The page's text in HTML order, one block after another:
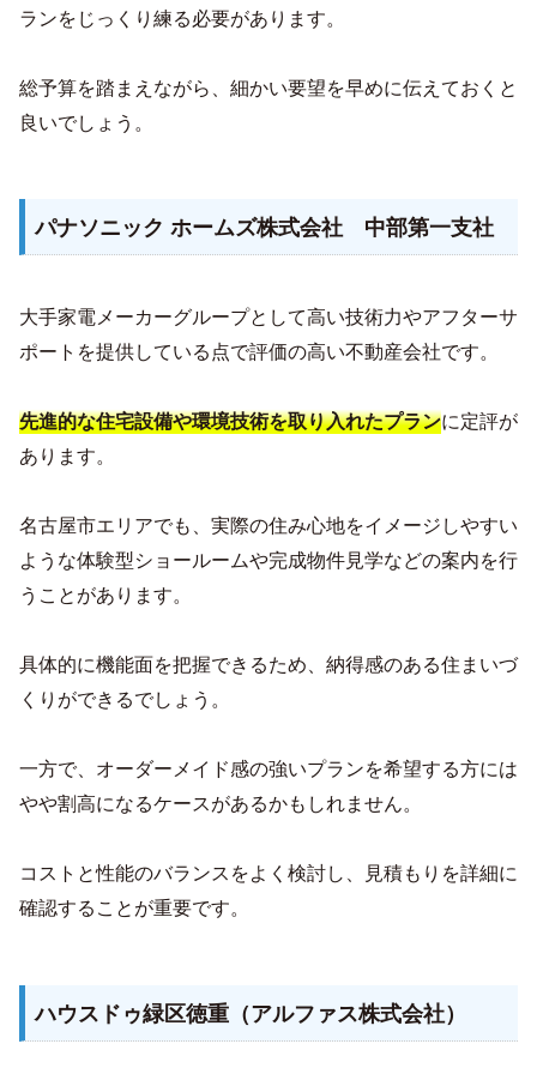
ランをじっくり練る必要があります。
総予算を踏まえながら、細かい要望を早めに伝えておくと
良いでしょう。
パナソニック ホームズ株式会社 中部第一支社
大手家電メーカーグループとして高い技術力やアフターサ
ポートを提供している点で評価の高い不動産会社です。
先進的な住宅設備や環境技術を取り入れたプランに定評が
あります。
名古屋市エリアでも、実際の住み心地をイメージしやすい
ような体験型ショールームや完成物件見学などの案内を行
うことがあります。
具体的に機能面を把握できるため、納得感のある住まいづ
くりができるでしょう。
一方で、オーダーメイド感の強いプランを希望する方には
やや割高になるケースがあるかもしれません。
コストと性能のバランスをよく検討し、見積もりを詳細に
確認することが重要です。
ハウスドゥ緑区徳重（アルファス株式会社）